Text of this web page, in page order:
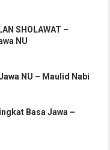
SHOLAWAT –
NU
NU – Maulid Nabi
Basa Jawa –